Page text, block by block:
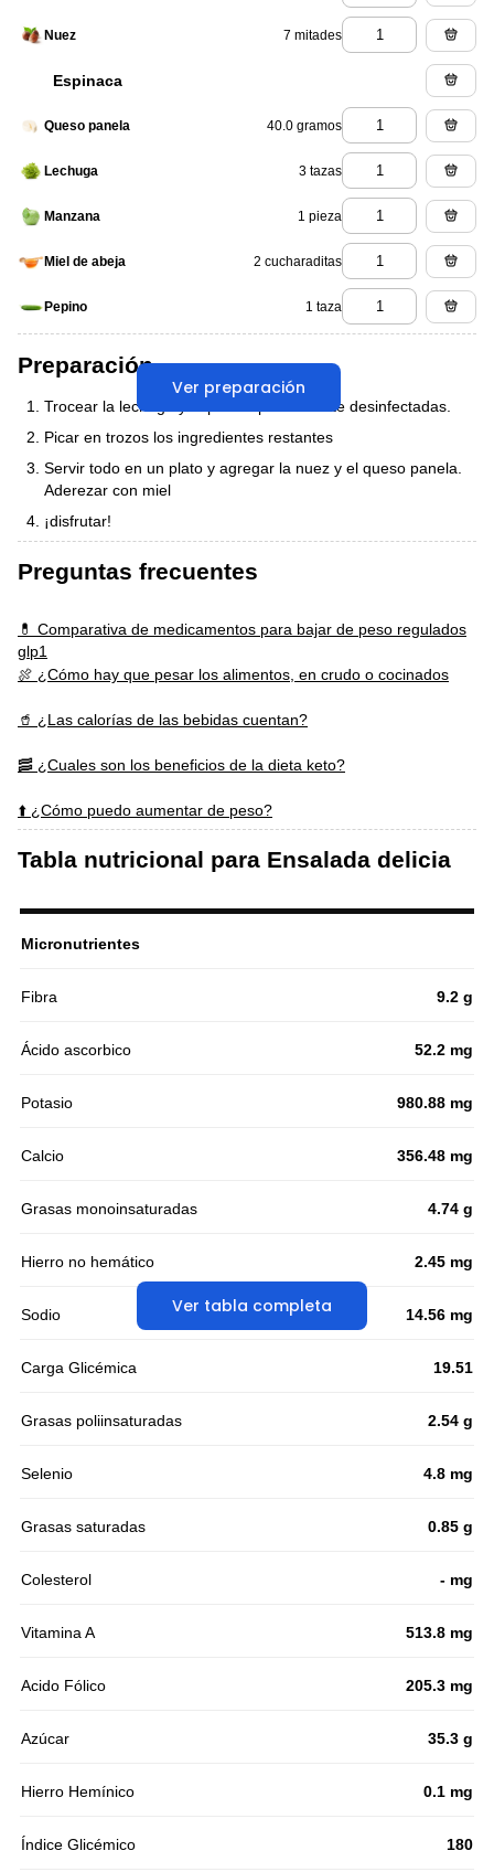
Nuez 7 mitades
Espinaca
Queso panela 40.0 gramos
Lechuga 3 tazas
Manzana 1 pieza
Miel de abeja 2 cucharaditas
Pepino 1 taza
Ver preparación
Preparación
Trocear la lechuga y espinaca previamente desinfectadas.
Picar en trozos los ingredientes restantes
Servir todo en un plato y agregar la nuez y el queso panela.
Aderezar con miel
¡disfrutar!
Preguntas frecuentes
💊 Comparativa de medicamentos para bajar de peso regulados
glp1
🍖 ¿Cómo hay que pesar los alimentos, en crudo o cocinados
🥤 ¿Las calorías de las bebidas cuentan?
🥓 ¿Cuales son los beneficios de la dieta keto?
⬆️ ¿Cómo puedo aumentar de peso?
Tabla nutricional para Ensalada delicia
Ver tabla completa
Micronutrientes
Fibra 9.2 g
Ácido ascorbico 52.2 mg
Potasio 980.88 mg
Calcio 356.48 mg
Grasas monoinsaturadas 4.74 g
Hierro no hemático 2.45 mg
Sodio 14.56 mg
Carga Glicémica 19.51
Grasas poliinsaturadas 2.54 g
Selenio 4.8 mg
Grasas saturadas 0.85 g
Colesterol - mg
Vitamina A 513.8 mg
Acido Fólico 205.3 mg
Azúcar 35.3 g
Hierro Hemínico 0.1 mg
Índice Glicémico 180